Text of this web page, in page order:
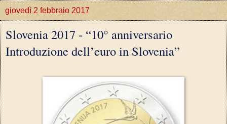
giovedì 2 febbraio 2017
Slovenia 2017 - “10° anniversario
Introduzione dell’euro in Slovenia”